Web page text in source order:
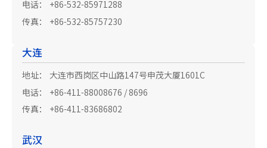
电话：
+86-532-85971288
传真：
+86-532-85757230
大连
地址：
大连市西岗区中山路147号申茂大厦1601C
电话：
+86-411-88008676 / 8696
传真：
+86-411-83686802
武汉